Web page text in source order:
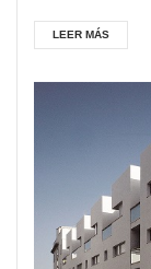
LEER MÁS